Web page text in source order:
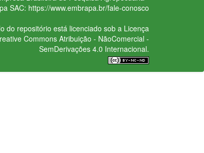
SAC: https://www.embrapa.br/fale-conosco
do repositório está licenciado sob a Licença
CommonsAtribuição - NãoComercial -
SemDerivações 4.0 Internacional.